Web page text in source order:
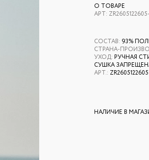
О ТОВАРЕ
АРТ:
СОСТАВ: 93%
СТРАНА-
УХОД: РУЧНАЯ
СУШКА
АРТ.: ZR2605122605
НАЛИЧИЕ В